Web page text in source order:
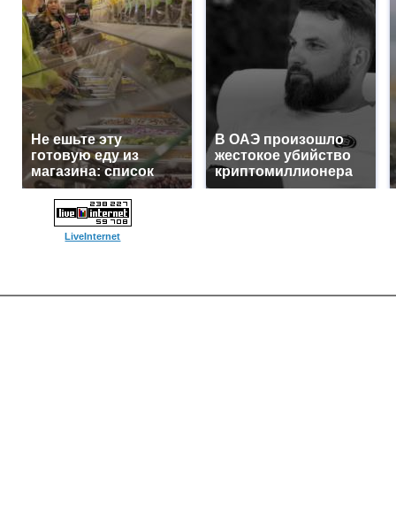
Не ешьте эту
готовую еду из
магазина: список
В ОАЭ произошло
жестокое убийство
криптомиллионера
LiveInternet